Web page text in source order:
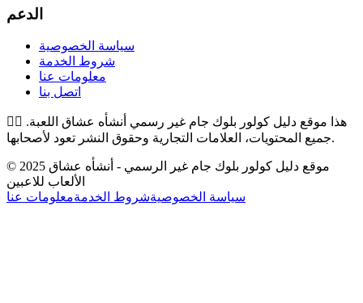
الدعم
سياسة الخصوصية
شروط الخدمة
معلومات عنا
اتصل بنا
👉🏻 هذا موقع دليل كولور بلوك جام غير رسمي أنشأه عشاق اللعبة.
جميع المحتويات، العلامات التجارية وحقوق النشر تعود لأصحابها.
© 2025 موقع دليل كولور بلوك جام غير الرسمي - أنشأه عشاق
الألعاب للاعبين
سياسة الخصوصيةشروط الخدمةمعلومات عنا